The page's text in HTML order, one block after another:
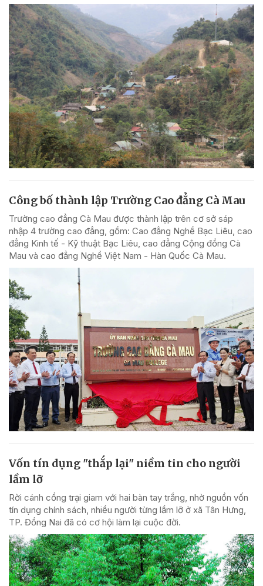
Công bố thành lập Trường Cao đẳng Cà Mau
Trường cao đẳng Cà Mau được thành lập trên cơ sở sáp
nhập 4 trường cao đẳng, gồm: Cao đẳng Nghề Bạc Liêu, cao
đẳng Kinh tế - Kỹ thuật Bạc Liêu, cao đẳng Cộng đồng Cà
Mau và cao đẳng Nghề Việt Nam - Hàn Quốc Cà Mau.
Vốn tín dụng "thắp lại" niềm tin cho người
lầm lỡ
Rời cánh cổng trại giam với hai bàn tay trắng, nhờ nguồn vốn
tín dụng chính sách, nhiều người từng lầm lỡ ở xã Tân Hưng,
TP. Đồng Nai đã có cơ hội làm lại cuộc đời.